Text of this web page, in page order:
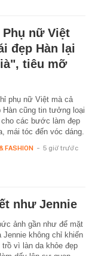
nữ Việt
đẹp Hàn lại
tiêu mỡ
phụ nữ Việt mà cả
Hàn cũng tin tưởng loại
cho các bước làm đẹp
mái tóc đến vóc dáng.
FASHION - 5 giờ trước
như Jennie
ảnh gần như để mặt
Jennie không chỉ khiến
trồ vì làn da khỏe đẹp